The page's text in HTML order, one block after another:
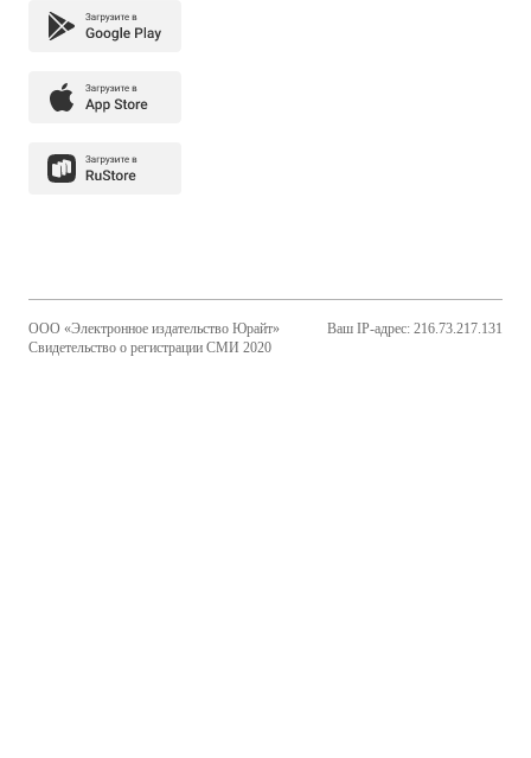
ООО «Электронное издательство Юрайт»
Свидетельство о регистрации СМИ 2020
Ваш IP-адрес: 216.73.217.131